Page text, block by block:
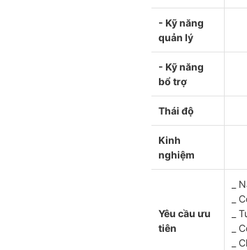
- Kỹ năng
quản lý
- Kỹ năng
bổ trợ
Thái độ
Kinh
nghiệm
Yêu cầu ưu
tiên
_
_
_
_
_